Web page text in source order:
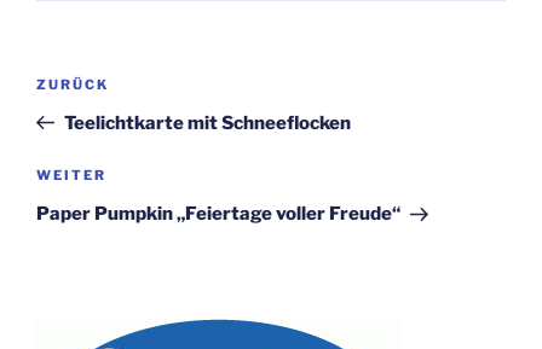
Beitragsnavigation
Vorheriger
Beitrag
ZURÜCK
Teelichtkarte mit Schneeflocken
Nächster
Beitrag
WEITER
Paper Pumpkin „Feiertage voller Freude“